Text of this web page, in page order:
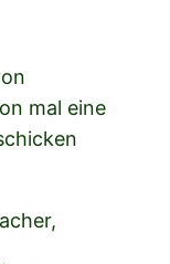
mal eine